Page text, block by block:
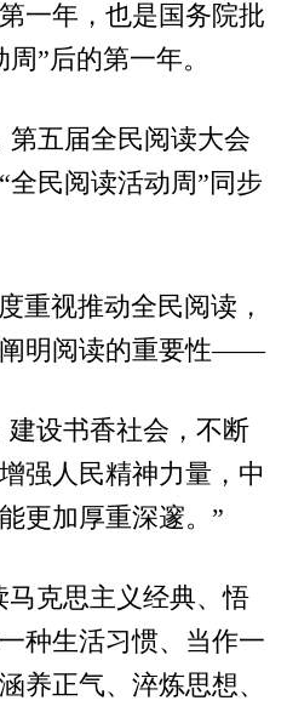
一年，也是国务院批
”后的第一年。
第五届全民阅读大会
民阅读活动周”同步
重视推动全民阅读，
明阅读的重要性——
建设书香社会，不断
强人民精神力量，中
更加厚重深邃。”
马克思主义经典、悟
种生活习惯、当作一
养正气、淬炼思想、